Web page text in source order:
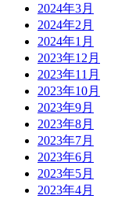
2024年3月
2024年2月
2024年1月
2023年12月
2023年11月
2023年10月
2023年9月
2023年8月
2023年7月
2023年6月
2023年5月
2023年4月